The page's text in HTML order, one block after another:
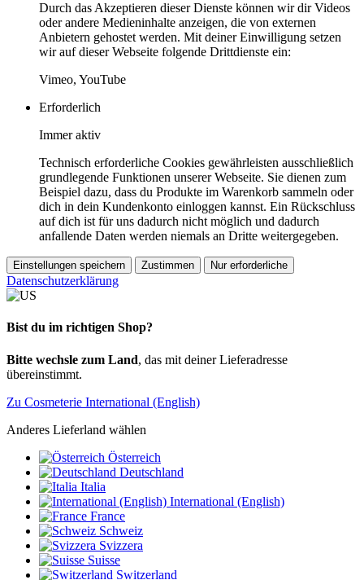
Durch das Akzeptieren dieser Dienste können wir dir Videos
oder andere Medieninhalte anzeigen, die von externen
Anbietern gehostet werden. Mit deiner Einwilligung setzen
wir auf dieser Webseite folgende Drittdienste ein:
Vimeo, YouTube
Erforderlich
Immer aktiv
Technisch erforderliche Cookies gewährleisten ausschließlich
grundlegende Funktionen unserer Webseite. Sie dienen zum
Beispiel dazu, dass du Produkte im Warenkorb sammeln oder
dich in dein Kundenkonto einloggen kannst. Ein Rückschluss
auf dich ist für uns dadurch nicht möglich und dadurch
anfallende Daten werden niemals an Dritte weitergegeben.
Einstellungen speichern Zustimmen Nur erforderliche
Datenschutzerklärung
Bist du im richtigen Shop?
Bitte wechsle zum Land, das mit deiner Lieferadresse
übereinstimmt.
Zu Cosmeterie International (English)
Anderes Lieferland wählen
Österreich
Deutschland
Italia
International (English)
France
Schweiz
Svizzera
Suisse
Switzerland